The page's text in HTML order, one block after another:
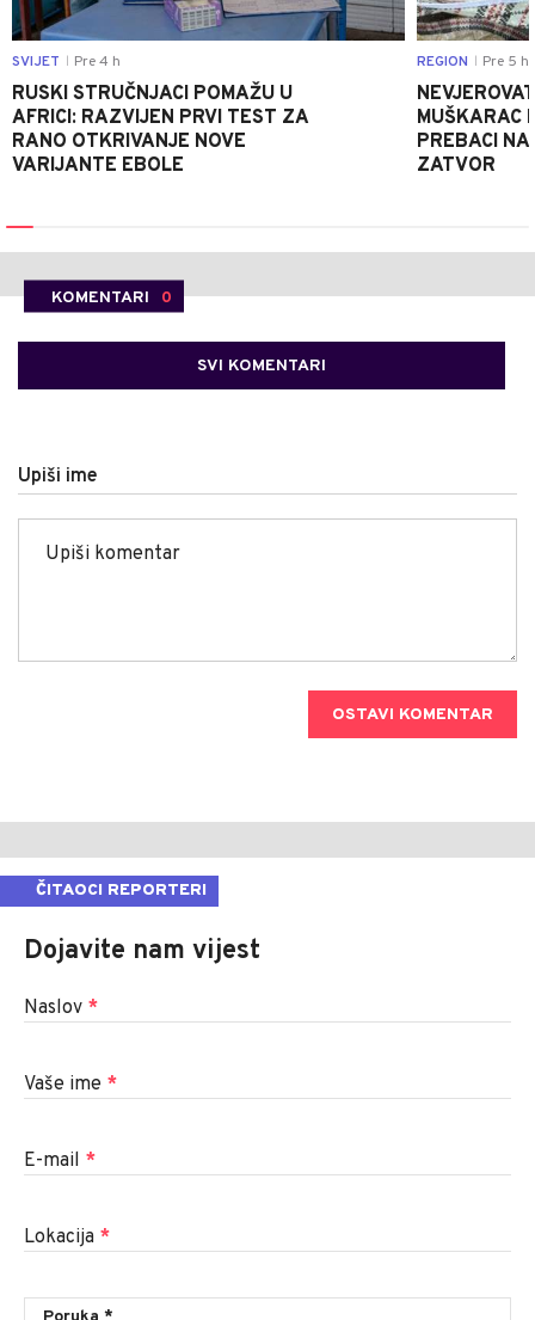
SVIJET Pre 4 h
RUSKI STRUČNJACI POMAŽU U
AFRICI: RAZVIJEN PRVI TEST ZA
RANO OTKRIVANJE NOVE
VARIJANTE EBOLE
REGION Pre 5 h
MUŠKARAC
PREBACI
ZATVOR
KOMENTARI 0
SVI KOMENTARI
Upiši ime
OSTAVI KOMENTAR
ČITAOCI REPORTERI
Dojavite nam vijest
Naslov *
Vaše ime *
E-mail *
Lokacija *